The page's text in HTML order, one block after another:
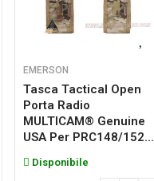
EMERSON
Tasca Tactical Open
Porta Radio
MULTICAM® Genuine
USA Per PRC148/152...
Disponibile